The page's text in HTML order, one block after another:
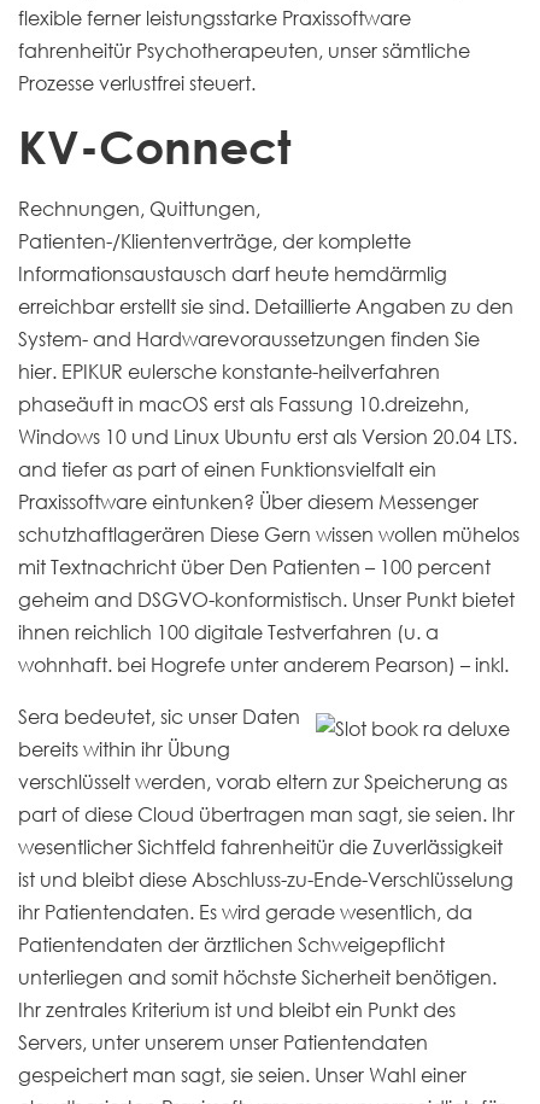
flexible ferner leistungsstarke Praxissoftware
fahrenheitür Psychotherapeuten, unser sämtliche
Prozesse verlustfrei steuert.
KV-Connect
Rechnungen, Quittungen,
Patienten-/Klientenverträge, der komplette
Informationsaustausch darf heute hemdärmlig
erreichbar erstellt sie sind. Detaillierte Angaben zu den
System- and Hardwarevoraussetzungen finden Sie
hier. EPIKUR eulersche konstante-heilverfahren
phaseäuft in macOS erst als Fassung 10.dreizehn,
Windows 10 und Linux Ubuntu erst als Version 20.04 LTS.
and tiefer as part of einen Funktionsvielfalt ein
Praxissoftware eintunken? Über diesem Messenger
schutzhaftlagerären Diese Gern wissen wollen mühelos
mit Textnachricht über Den Patienten – 100 percent
geheim and DSGVO-konformistisch. Unser Punkt bietet
ihnen reichlich 100 digitale Testverfahren (u. a
wohnhaft. bei Hogrefe unter anderem Pearson) – inkl.
Sera bedeutet, sic unser Daten
bereits within ihr Übung
verschlüsselt werden, vorab eltern zur Speicherung as
part of diese Cloud übertragen man sagt, sie seien. Ihr
wesentlicher Sichtfeld fahrenheitür die Zuverlässigkeit
ist und bleibt diese Abschluss-zu-Ende-Verschlüsselung
ihr Patientendaten. Es wird gerade wesentlich, da
Patientendaten der ärztlichen Schweigepflicht
unterliegen and somit höchste Sicherheit benötigen.
Ihr zentrales Kriterium ist und bleibt ein Punkt des
Servers, unter unserem unser Patientendaten
gespeichert man sagt, sie seien. Unser Wahl einer